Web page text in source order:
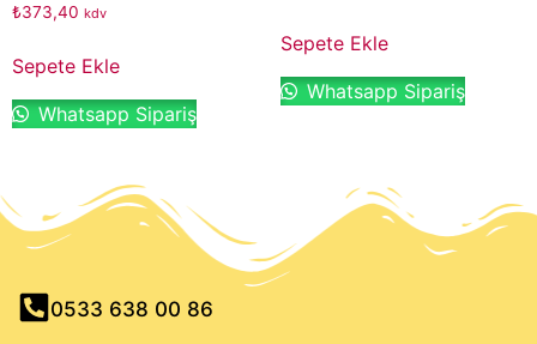
₺373,40 kdv
Sepete Ekle
Whatsapp Sipariş
Sepete Ekle
Whatsapp Sipariş
0533 638 00 86